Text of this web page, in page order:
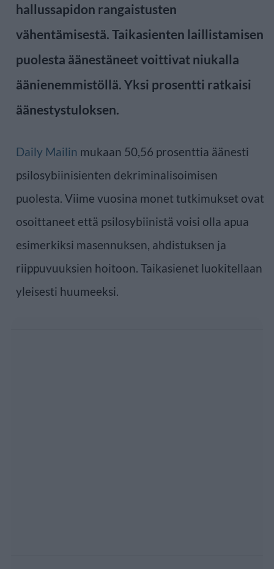
hallussapidon rangaistusten
vähentämisestä. Taikasienten laillistamisen
puolesta äänestäneet voittivat niukalla
äänienemmistöllä. Yksi prosentti ratkaisi
äänestystuloksen.
Daily Mailin mukaan 50,56 prosenttia äänesti
psilosybiinisienten dekriminalisoimisen
puolesta. Viime vuosina monet tutkimukset ovat
osoittaneet että psilosybiinistä voisi olla apua
esimerkiksi masennuksen, ahdistuksen ja
riippuvuuksien hoitoon. Taikasienet luokitellaan
yleisesti huumeeksi.